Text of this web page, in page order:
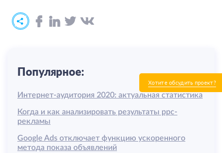
Хотите обсудить проект?
Популярное:
Интернет-аудитория 2020: актуальная статистика
Когда и как анализировать результаты ррс-
рекламы
Google Ads отключает функцию ускоренного
метода показа объявлений